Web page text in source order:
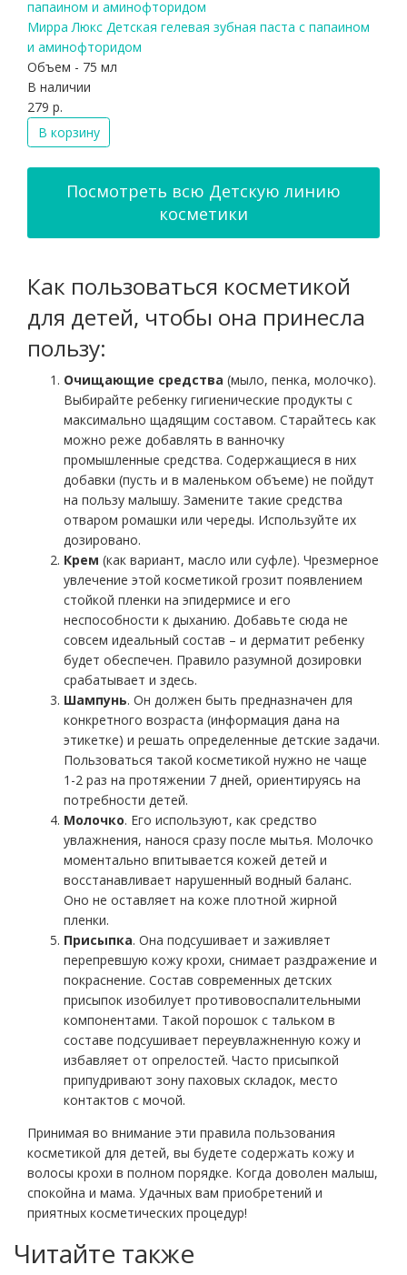
Мирра Люкс Детская гелевая зубная паста с папаином
и аминофторидом
Объем - 75 мл
В наличии
279 р.
В корзину
Посмотреть всю Детскую линию
косметики
Как пользоваться косметикой
для детей, чтобы она принесла
пользу:
Очищающие средства (мыло, пенка, молочко).
Выбирайте ребенку гигиенические продукты с
максимально щадящим составом. Старайтесь как
можно реже добавлять в ванночку
промышленные средства. Содержащиеся в них
добавки (пусть и в маленьком объеме) не пойдут
на пользу малышу. Замените такие средства
отваром ромашки или череды. Используйте их
дозировано.
Крем (как вариант, масло или суфле). Чрезмерное
увлечение этой косметикой грозит появлением
стойкой пленки на эпидермисе и его
неспособности к дыханию. Добавьте сюда не
совсем идеальный состав – и дерматит ребенку
будет обеспечен. Правило разумной дозировки
срабатывает и здесь.
Шампунь. Он должен быть предназначен для
конкретного возраста (информация дана на
этикетке) и решать определенные детские задачи.
Пользоваться такой косметикой нужно не чаще
1-2 раз на протяжении 7 дней, ориентируясь на
потребности детей.
Молочко. Его используют, как средство
увлажнения, нанося сразу после мытья. Молочко
моментально впитывается кожей детей и
восстанавливает нарушенный водный баланс.
Оно не оставляет на коже плотной жирной
пленки.
Присыпка. Она подсушивает и заживляет
перепревшую кожу крохи, снимает раздражение и
покраснение. Состав современных детских
присыпок изобилует противовоспалительными
компонентами. Такой порошок с тальком в
составе подсушивает переувлажненную кожу и
избавляет от опрелостей. Часто присыпкой
припудривают зону паховых складок, место
контактов с мочой.
Принимая во внимание эти правила пользования
косметикой для детей, вы будете содержать кожу и
волосы крохи в полном порядке. Когда доволен малыш,
спокойна и мама. Удачных вам приобретений и
приятных косметических процедур!
Читайте также